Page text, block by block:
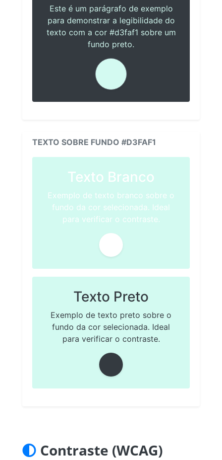
Este é um parágrafo de exemplo
para demonstrar a legibilidade do
texto com a cor #d3faf1 sobre um
fundo preto.
TEXTO SOBRE FUNDO #D3FAF1
Texto Branco
Exemplo de texto branco sobre o
fundo da cor selecionada. Ideal
para verificar o contraste.
Texto Preto
Exemplo de texto preto sobre o
fundo da cor selecionada. Ideal
para verificar o contraste.
Contraste (WCAG)